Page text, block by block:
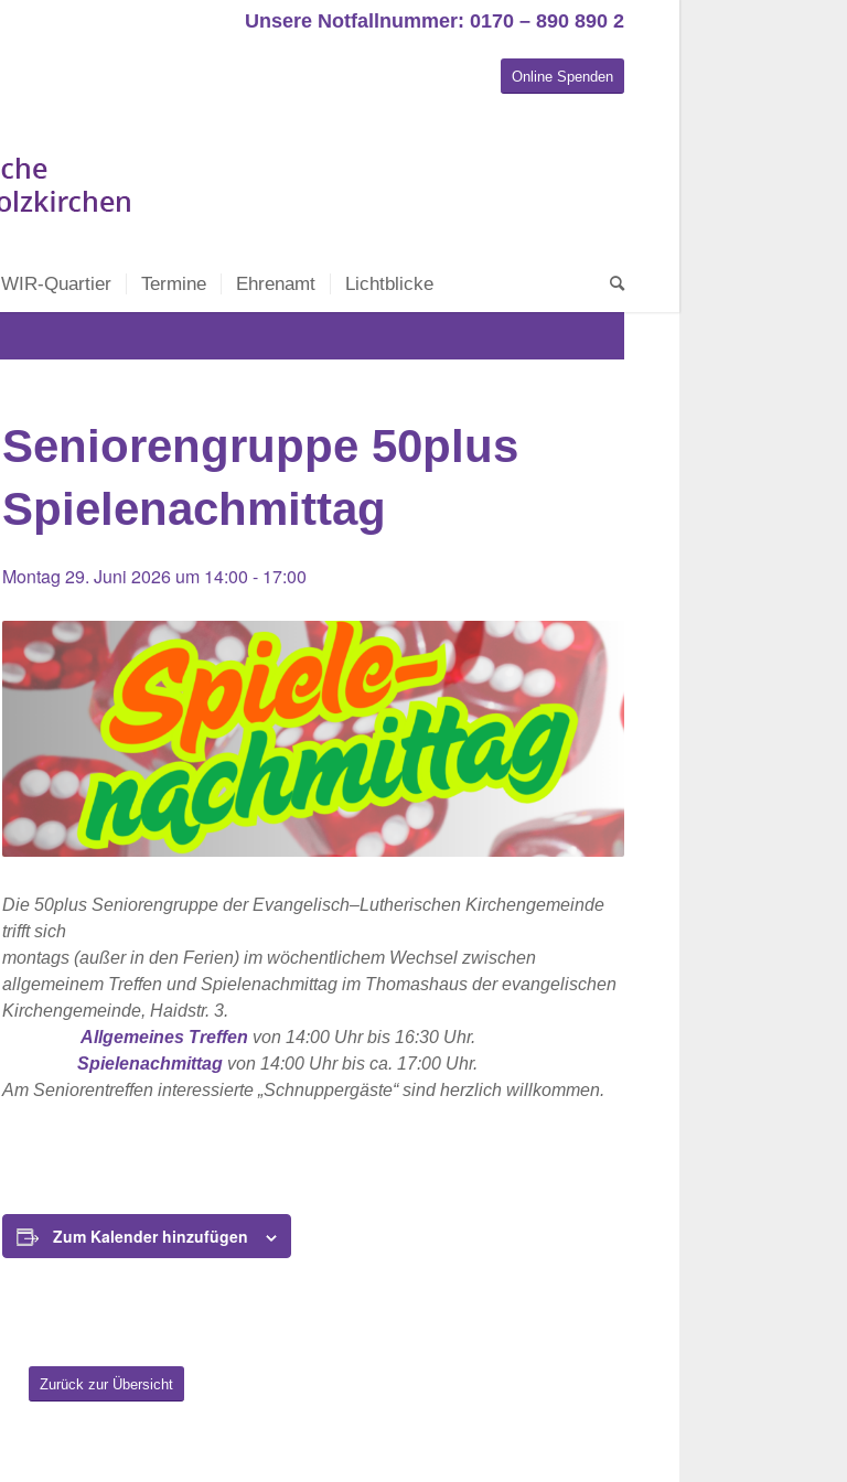
Unsere Notfallnummer: 0170 – 890 890 2
Online Spenden
WIR-Quartier Termine Ehrenamt Lichtblicke
Seniorengruppe 50plus
Spielenachmittag
Montag 29. Juni 2026 um 14:00 - 17:00
Die 50plus Seniorengruppe der Evangelisch–Lutherischen Kirchengemeinde
trifft sich
montags (außer in den Ferien) im wöchentlichem Wechsel zwischen
allgemeinem Treffen und Spielenachmittag im Thomashaus der evangelischen
Kirchengemeinde, Haidstr. 3.
Allgemeines Treffen von 14:00 Uhr bis 16:30 Uhr.
Spielenachmittag von 14:00 Uhr bis ca. 17:00 Uhr.
Am Seniorentreffen interessierte „Schnuppergäste“ sind herzlich willkommen.
Zum Kalender hinzufügen
Zurück zur Übersicht